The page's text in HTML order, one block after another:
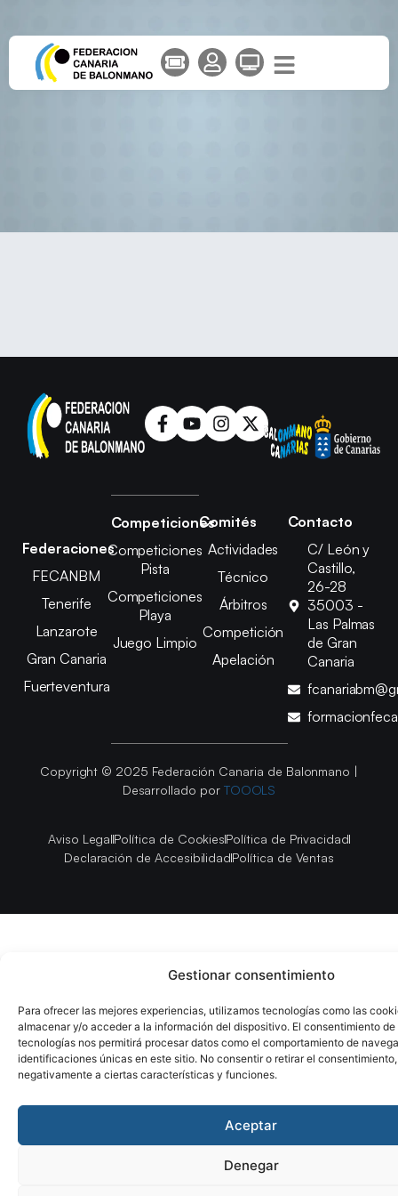
Gestionar consentimiento
Para ofrecer las mejores experiencias, utilizamos tecnologías como las
almacenar y/o acceder a la información del dispositivo. El consentimiento de
tecnologías nos permitirá procesar datos como el comportamiento de
identificaciones únicas en este sitio. No consentir o retirar el
negativamente a ciertas características y funciones.
Aceptar
Denegar
Federaciones
FECANBM
Tenerife
Lanzarote
Gran Canaria
Fuerteventura
Competiciones
Competiciones
Pista
Competiciones
Playa
Juego Limpio
Comités
Actividades
Técnico
Árbitros
Competición
Apelación
Contacto
C/ León y
Castillo,
26-28
35003 -
Las Palmas
de Gran
Canaria
Copyright © 2025 Federación Canaria de Balonmano |
Desarrollado por TOOOLS
Aviso LegalPolítica de CookiesPolítica de Privacidad
Declaración de AccesibilidadPolítica de Ventas